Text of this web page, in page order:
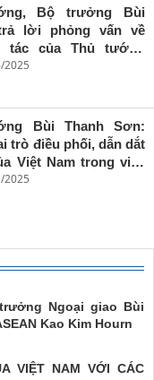
báo trẻ cần
giữ vững
'tâm trong,
Bộ trưởng Bùi
lời phỏng vấn về
tác của Thủ tướng
Estonia, Pháp và
2025
Bùi Thanh Sơn:
trò điều phối, dẫn dắt
Việt Nam trong việc
đa phương, đoàn
2025
Ngoại giao Bùi
Kao Kim Hourn
VIỆT NAM VỚI CÁC